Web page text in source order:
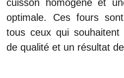
cuisson homogène et
optimale. Ces fours
tous ceux qui
de qualité et un résultat